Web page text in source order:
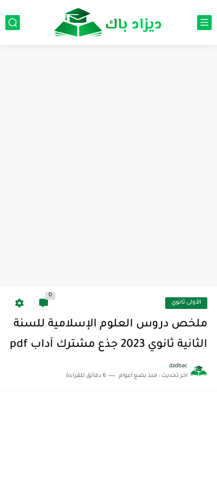
الأولى ثانوي
0
ملخص دروس العلوم الإسلامية للسنة
الثانية ثانوي 2023 جذع مشترك آداب pdf
dzdbac
اخر تحديث : منذ بضع اعوام 6 دقائق للقراءة